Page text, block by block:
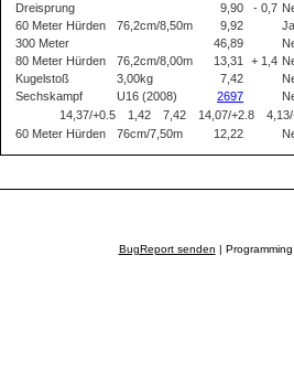
Dreisprung
9,90 - 0,7
60 Meter Hürden
76,2cm/8,50m 9,92
Ja
300 Meter
46,89
80 Meter Hürden
76,2cm/8,00m 13,31 + 1,4
Kugelstoß
3,00kg 7,42
Sechskampf
U16 (2008) 2697
14,37/+0.5
1,42 7,42 14,07/+2.8
60 Meter Hürden
76cm/7,50m 12,22
BugReport senden |